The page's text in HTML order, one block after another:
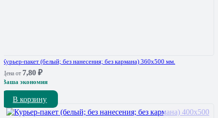
Курьер-пакет (белый; без нанесения; без кармана) 360х500 мм.
Цена от 7,80 ₽
Ваша экономия
В корзину